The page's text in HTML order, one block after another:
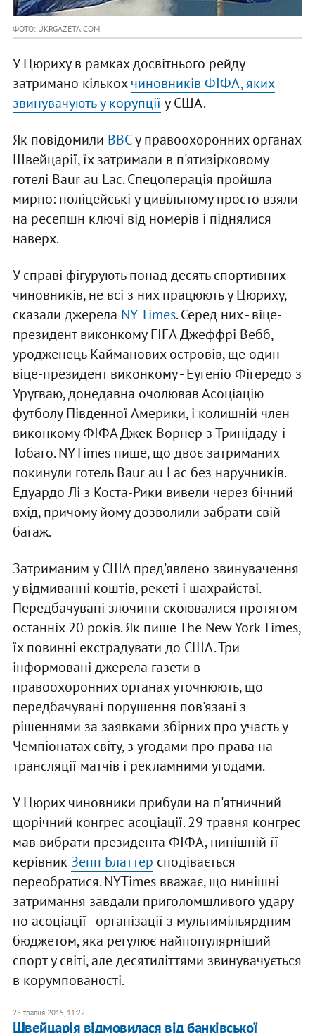
ФОТО: UKRGAZETA.COM
У Цюриху в рамках досвітнього рейду
затримано кількохчиновників ФІФА, яких
звинувачують у корупції у США.
Як повідомили ВВСу правоохоронних органах
Швейцарії, їх затримали в п'ятизірковому
готелі Baur au Lac. Спецоперація пройшла
мирно: поліцейські у цивільному просто взяли
на ресепшн ключі від номерів і піднялися
наверх.
У справі фігурують понад десять спортивних
чиновників, не всі з них працюють у Цюриху,
сказали джерела NY Times. Серед них - віце-
президент виконкому FIFA Джеффрі Вебб,
уродженець Кайманових островів, ще один
віце-президент виконкому - Еугеніо Фігередо з
Уругваю, донедавна очолював Асоціацію
футболу Південної Америки, і колишній член
виконкому ФІФА Джек Ворнер з Тринідаду-і-
Тобаго. NYTimes пише, що двоє затриманих
покинули готель Baur au Lac без наручників.
Едуардо Лі з Коста-Рики вивели через бічний
вхід, причому йому дозволили забрати свій
багаж.
Затриманим у США пред'явлено звинувачення
у відмиванні коштів, рекеті і шахрайстві.
Передбачувані злочини скоювалися протягом
останніх 20 років. Як пише Тhe New York Times,
їх повинні екстрадувати до США. Три
інформовані джерела газети в
правоохоронних органах уточнюють, що
передбачувані порушення пов'язані з
рішеннями за заявками збірних про участь у
Чемпіонатах світу, з угодами про права на
трансляції матчів і рекламними угодами.
У Цюрих чиновники прибули на п'ятничний
щорічний конгрес асоціації. 29 травня конгрес
мав вибрати президента ФІФА, нинішній її
керівник Зепп Блаттер сподівається
переобратися. NYTimes вважає, що нинішні
затримання завдали приголомшливого удару
по асоціації - організації з мультимільярдним
бюджетом, яка регулює найпопулярніший
спорт у світі, але десятиліттями звинувачується
в корумпованості.
28 травня 2015, 11:22
Швейцарія відмовилася від банківської